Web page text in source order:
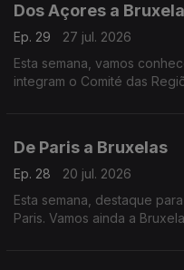
Dos Açores a
Ep. 29
27 jul. 2026
Esta semana, vamos
integram o Comité das Regiões
De Paris a Bruxelas
Ep. 28
20 jul. 2026
Esta semana, destaque
Paris. Vamos ainda a